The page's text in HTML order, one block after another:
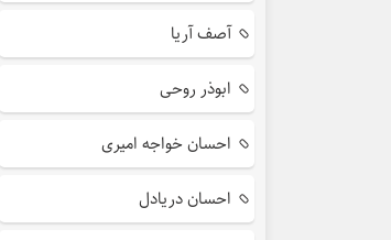
آصف آریا
ابوذر روحی
احسان خواجه امیری
احسان دریادل